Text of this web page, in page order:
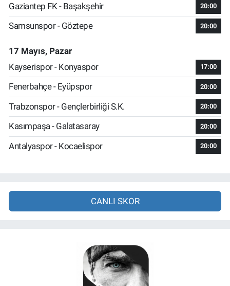
Gaziantep FK - Başakşehir 20:00
Samsunspor - Göztepe 20:00
17 Mayıs, Pazar
Kayserispor - Konyaspor
17:00
Fenerbahçe - Eyüpspor 20:00
Trabzonspor - Gençlerbirliği S.K. 20:00
Kasımpaşa - Galatasaray 20:00
Antalyaspor - Kocaelispor 20:00
CANLI SKOR